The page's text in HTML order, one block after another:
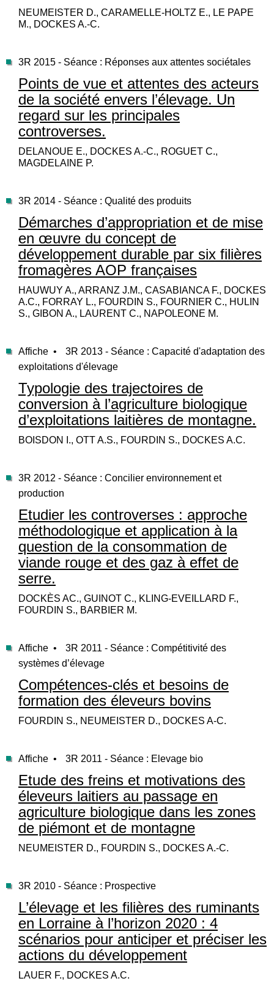
NEUMEISTER D., CARAMELLE-HOLTZ E., LE PAPE
M., DOCKES A.-C.
3R 2015 - Séance : Réponses aux attentes sociétales
Points de vue et attentes des acteurs
de la société envers l’élevage. Un
regard sur les principales
controverses.
DELANOUE E., DOCKES A.-C., ROGUET C.,
MAGDELAINE P.
3R 2014 - Séance : Qualité des produits
Démarches d’appropriation et de mise
en œuvre du concept de
développement durable par six filières
fromagères AOP françaises
HAUWUY A., ARRANZ J.M., CASABIANCA F., DOCKES
A.C., FORRAY L., FOURDIN S., FOURNIER C., HULIN
S., GIBON A., LAURENT C., NAPOLEONE M.
Affiche •
3R 2013 - Séance : Capacité d'adaptation des
exploitations d'élevage
Typologie des trajectoires de
conversion à l’agriculture biologique
d’exploitations laitières de montagne.
BOISDON I., OTT A.S., FOURDIN S., DOCKES A.C.
3R 2012 - Séance : Concilier environnement et
production
Etudier les controverses : approche
méthodologique et application à la
question de la consommation de
viande rouge et des gaz à effet de
serre.
DOCKÈS AC., GUINOT C., KLING-EVEILLARD F.,
FOURDIN S., BARBIER M.
Affiche •
3R 2011 - Séance : Compétitivité des
systèmes d’élevage
Compétences-clés et besoins de
formation des éleveurs bovins
FOURDIN S., NEUMEISTER D., DOCKES A-C.
Affiche • 3R 2011 - Séance : Elevage bio
Etude des freins et motivations des
éleveurs laitiers au passage en
agriculture biologique dans les zones
de piémont et de montagne
NEUMEISTER D., FOURDIN S., DOCKES A.-C.
3R 2010 - Séance : Prospective
L’élevage et les filières des ruminants
en Lorraine à l’horizon 2020 : 4
scénarios pour anticiper et préciser les
actions du développement
LAUER F., DOCKES A.C.